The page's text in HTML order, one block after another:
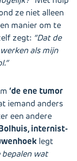
ze niet alleen
manier om te
zegt: “Dat de
als mijn
‘de ene tumor
iemand anders
een andere
internist-
legt
wat